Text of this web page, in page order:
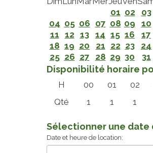
01 02
03
04 05 06 07 08 09
10
11 12 13 14 15 16
17
18 19 20 21 22 23
24
25 26 27 28 29 30 31
Disponibilité horaire
H 00 01 02
Qté
1 1 1
Sélectionner une
Date et heure de location: